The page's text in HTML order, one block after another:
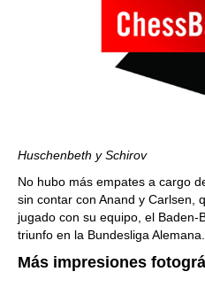
Huschenbeth y Schirov
No hubo más empates a cargo
sin contar con Anand y Carlsen,
jugado con su equipo, el
triunfo en la Bundesliga Alemana.
Más impresiones